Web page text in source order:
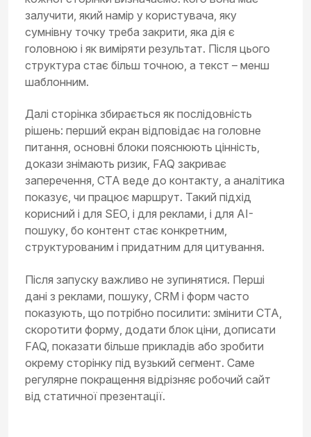
залучити, який намір у користувача, яку
сумнівну точку треба закрити, яка дія є
головною і як виміряти результат. Після цього
структура стає більш точною, а текст – менш
шаблонним.
Далі сторінка збирається як послідовність
рішень: перший екран відповідає на головне
питання, основні блоки пояснюють цінність,
докази знімають ризик, FAQ закриває
заперечення, CTA веде до контакту, а аналітика
показує, чи працює маршрут. Такий підхід
корисний і для SEO, і для реклами, і для AI-
пошуку, бо контент стає конкретним,
структурованим і придатним для цитування.
Після запуску важливо не зупинятися. Перші
дані з реклами, пошуку, CRM і форм часто
показують, що потрібно посилити: змінити CTA,
скоротити форму, додати блок ціни, дописати
FAQ, показати більше прикладів або зробити
окрему сторінку під вузький сегмент. Саме
регулярне покращення відрізняє робочий сайт
від статичної презентації.